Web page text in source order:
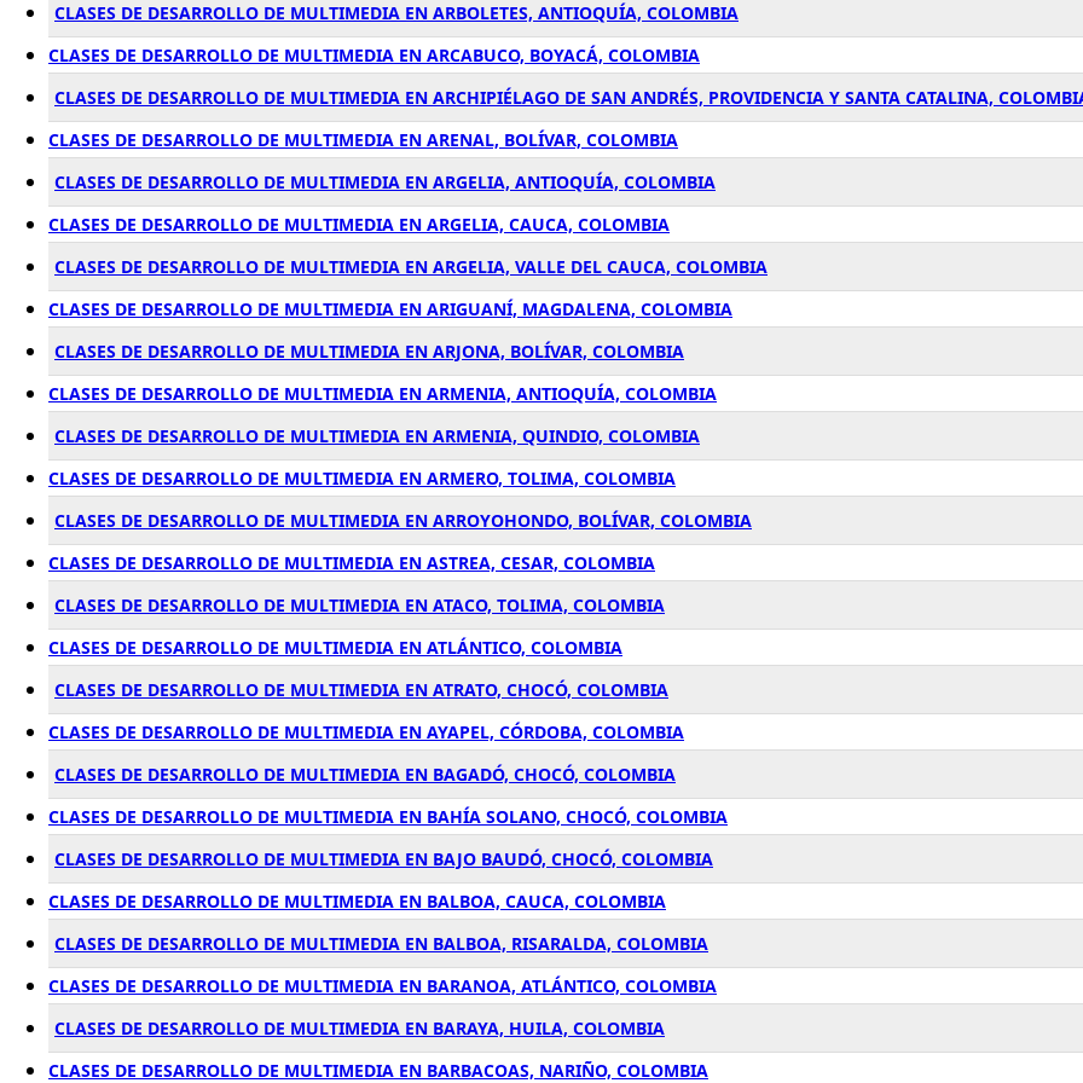
CLASES DE DESARROLLO DE MULTIMEDIA EN ARBOLETES, ANTIOQUÍA, COLOMBIA
CLASES DE DESARROLLO DE MULTIMEDIA EN ARCABUCO, BOYACÁ, COLOMBIA
CLASES DE DESARROLLO DE MULTIMEDIA EN ARCHIPIÉLAGO DE SAN ANDRÉS, PROVIDENCIA Y SANTA CATALINA,
CLASES DE DESARROLLO DE MULTIMEDIA EN ARENAL, BOLÍVAR, COLOMBIA
CLASES DE DESARROLLO DE MULTIMEDIA EN ARGELIA, ANTIOQUÍA, COLOMBIA
CLASES DE DESARROLLO DE MULTIMEDIA EN ARGELIA, CAUCA, COLOMBIA
CLASES DE DESARROLLO DE MULTIMEDIA EN ARGELIA, VALLE DEL CAUCA, COLOMBIA
CLASES DE DESARROLLO DE MULTIMEDIA EN ARIGUANÍ, MAGDALENA, COLOMBIA
CLASES DE DESARROLLO DE MULTIMEDIA EN ARJONA, BOLÍVAR, COLOMBIA
CLASES DE DESARROLLO DE MULTIMEDIA EN ARMENIA, ANTIOQUÍA, COLOMBIA
CLASES DE DESARROLLO DE MULTIMEDIA EN ARMENIA, QUINDIO, COLOMBIA
CLASES DE DESARROLLO DE MULTIMEDIA EN ARMERO, TOLIMA, COLOMBIA
CLASES DE DESARROLLO DE MULTIMEDIA EN ARROYOHONDO, BOLÍVAR, COLOMBIA
CLASES DE DESARROLLO DE MULTIMEDIA EN ASTREA, CESAR, COLOMBIA
CLASES DE DESARROLLO DE MULTIMEDIA EN ATACO, TOLIMA, COLOMBIA
CLASES DE DESARROLLO DE MULTIMEDIA EN ATLÁNTICO, COLOMBIA
CLASES DE DESARROLLO DE MULTIMEDIA EN ATRATO, CHOCÓ, COLOMBIA
CLASES DE DESARROLLO DE MULTIMEDIA EN AYAPEL, CÓRDOBA, COLOMBIA
CLASES DE DESARROLLO DE MULTIMEDIA EN BAGADÓ, CHOCÓ, COLOMBIA
CLASES DE DESARROLLO DE MULTIMEDIA EN BAHÍA SOLANO, CHOCÓ, COLOMBIA
CLASES DE DESARROLLO DE MULTIMEDIA EN BAJO BAUDÓ, CHOCÓ, COLOMBIA
CLASES DE DESARROLLO DE MULTIMEDIA EN BALBOA, CAUCA, COLOMBIA
CLASES DE DESARROLLO DE MULTIMEDIA EN BALBOA, RISARALDA, COLOMBIA
CLASES DE DESARROLLO DE MULTIMEDIA EN BARANOA, ATLÁNTICO, COLOMBIA
CLASES DE DESARROLLO DE MULTIMEDIA EN BARAYA, HUILA, COLOMBIA
CLASES DE DESARROLLO DE MULTIMEDIA EN BARBACOAS, NARIÑO, COLOMBIA